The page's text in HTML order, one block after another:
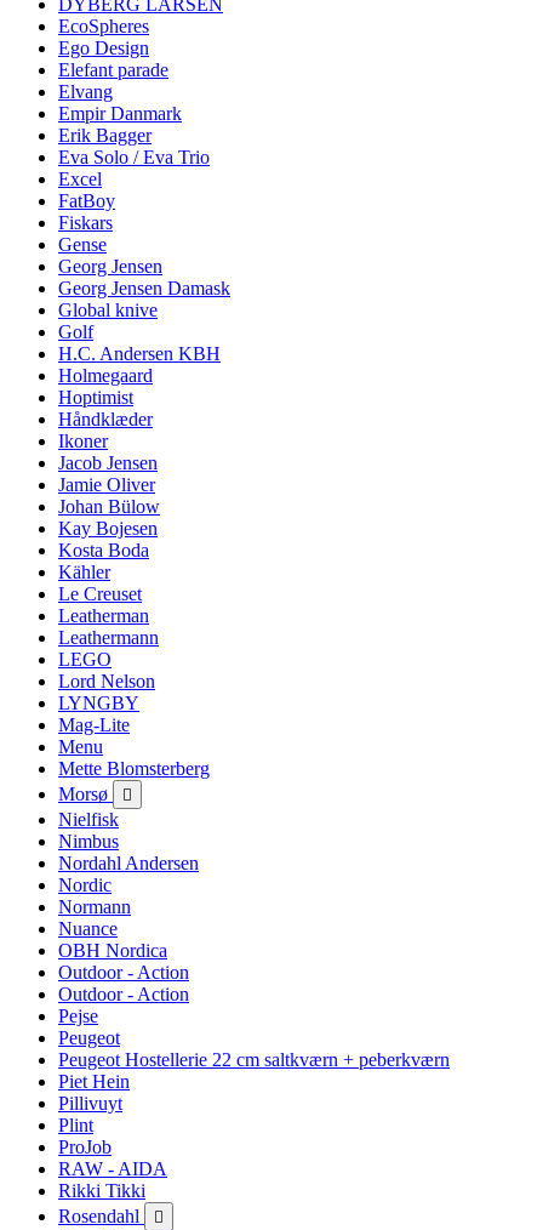
DYBERG LARSEN
EcoSpheres
Ego Design
Elefant parade
Elvang
Empir Danmark
Erik Bagger
Eva Solo / Eva Trio
Excel
FatBoy
Fiskars
Gense
Georg Jensen
Georg Jensen Damask
Global knive
Golf
H.C. Andersen KBH
Holmegaard
Hoptimist
Håndklæder
Ikoner
Jacob Jensen
Jamie Oliver
Johan Bülow
Kay Bojesen
Kosta Boda
Kähler
Le Creuset
Leatherman
Leathermann
LEGO
Lord Nelson
LYNGBY
Mag-Lite
Menu
Mette Blomsterberg
Morsø

Nielfisk
Nimbus
Nordahl Andersen
Nordic
Normann
Nuance
OBH Nordica
Outdoor - Action
Outdoor - Action
Pejse
Peugeot
Peugeot Hostellerie 22 cm saltkværn + peberkværn
Piet Hein
Pillivuyt
Plint
ProJob
RAW - AIDA
Rikki Tikki
Rosendahl
